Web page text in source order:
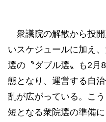
衆議院の解散から投
いスケジュールに加え
選の〝ダブル選〟も2月
態となり、運営する自
乱が広がっている。こ
短となる衆院選の準備